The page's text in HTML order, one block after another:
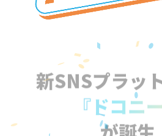
新SNSプラッ
『ドコニ
が誕生